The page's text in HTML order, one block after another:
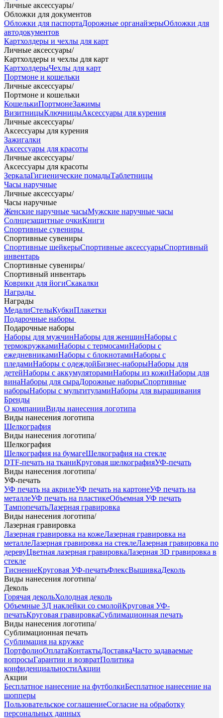
Личные аксессуары/
Обложки для документов
Обложки для паспортаДорожные органайзерыОбложки для
автодокументов
Картхолдеры и чехлы для карт
Личные аксессуары/
Картхолдеры и чехлы для карт
КартхолдерыЧехлы для карт
Портмоне и кошельки
Личные аксессуары/
Портмоне и кошельки
КошелькиПортмонеЗажимы
ВизитницыКлючницыАксессуары для курения
Личные аксессуары/
Аксессуары для курения
Зажигалки
Аксессуары для красоты
Личные аксессуары/
Аксессуары для красоты
ЗеркалаГигиенические помадыТаблетницы
Часы наручные
Личные аксессуары/
Часы наручные
Женские наручные часыМужские наручные часы
Солнцезащитные очкиКниги
Спортивные сувениры
Спортивные сувениры
Спортивные шейкерыСпортивные аксессуарыСпортивный
инвентарь
Спортивные сувениры/
Спортивный инвентарь
Коврики для йогиСкакалки
Награды
Награды
МедалиСтелыКубкиПлакетки
Подарочные наборы
Подарочные наборы
Наборы для мужчинНаборы для женщинНаборы с
термокружкамиНаборы с термосамиНаборы с
ежедневникамиНаборы с блокнотамиНаборы с
пледамиНаборы с одеждойБизнес-наборыНаборы для
детейНаборы с аккумуляторамиНаборы из кожиНаборы для
винаНаборы для сыраДорожные наборыСпортивные
наборыНаборы с мультитуламиНаборы для выращивания
Бренды
О компанииВиды нанесения логотипа
Виды нанесения логотипа
Шелкография
Виды нанесения логотипа/
Шелкография
Шелкография на бумагеШелкография на стекле
DTF-печать на тканиКруговая шелкографияУФ-печать
Виды нанесения логотипа/
УФ-печать
УФ печать на акрилеУФ печать на картонеУФ печать на
металлеУФ печать на пластикеОбъемная УФ печать
ТампопечатьЛазерная гравировка
Виды нанесения логотипа/
Лазерная гравировка
Лазерная гравировка на кожеЛазерная гравировка на
металлеЛазерная гравировка на стеклеЛазерная гравировка по
деревуЦветная лазерная гравировкаЛазерная 3D гравировка в
стекле
ТиснениеКруговая УФ-печатьФлексВышивкаДеколь
Виды нанесения логотипа/
Деколь
Горячая декольХолодная деколь
Объемные 3Д наклейки со смолойКруговая УФ-
печатьКруговая гравировкаСублимационная печать
Виды нанесения логотипа/
Сублимационная печать
Сублимация на кружке
ПортфолиоОплатаКонтактыДоставкаЧасто задаваемые
вопросыГарантии и возвратПолитика
конфиденциальностиАкции
Акции
Бесплатное нанесение на футболкиБесплатное нанесение на
шопперы
Пользовательское соглашениеСогласие на обработку
персональных данных